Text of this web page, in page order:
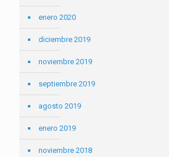
enero 2020
diciembre 2019
noviembre 2019
septiembre 2019
agosto 2019
enero 2019
noviembre 2018